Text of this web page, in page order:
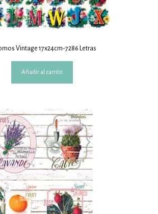
Vintage 17x24cm-7286 Letras
Añadir al carrito